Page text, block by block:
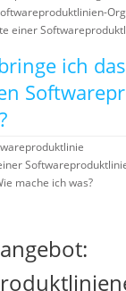
einer
ich
mache ich was?